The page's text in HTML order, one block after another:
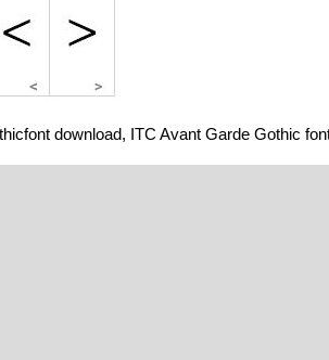
download, ITC Avant Garde Gothic